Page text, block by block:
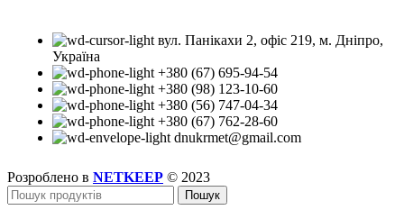
вул. Панікахи 2, офіс 219, м. Дніпро,
Україна
+380 (67) 695-94-54
+380 (98) 123-10-60
+380 (56) 747-04-34
+380 (67) 762-28-60
dnukrmet@gmail.com
Розроблено в NETKEEP © 2023
Пошук